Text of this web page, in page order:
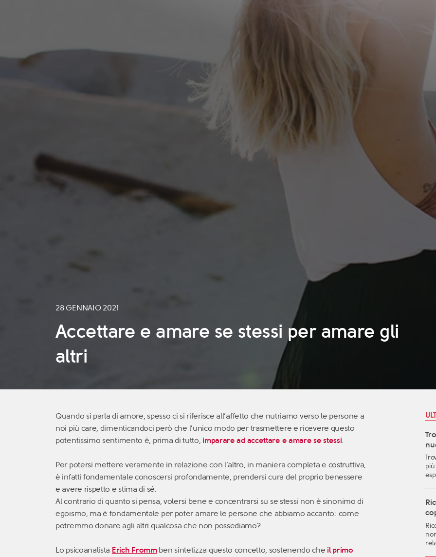
28 GENNAIO 2021
Accettare e amare se stessi per amare gli
altri
Quando si parla di amore, spesso ci si riferisce all’affetto che nutriamo verso le persone a
noi più care, dimenticandoci però che l’unico modo per trasmettere e ricevere questo
potentissimo sentimento è, prima di tutto, imparare ad accettare e amare se stessi.
Per potersi mettere veramente in relazione con l’altro, in maniera completa e costruttiva,
è infatti fondamentale conoscersi profondamente, prendersi cura del proprio benessere
e avere rispetto e stima di sé.
Al contrario di quanto si pensa, volersi bene e concentrarsi su se stessi non è sinonimo di
egoismo, ma è fondamentale per poter amare le persone che abbiamo accanto: come
potremmo donare agli altri qualcosa che non possediamo?
Lo psicoanalista Erich Frommben sintetizza questo concetto, sostenendo che il primo